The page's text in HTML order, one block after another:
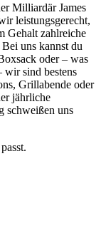
Milliardär James
leistungsgerecht,
Gehalt zahlreiche
uns kannst du
oder – was
wir sind bestens
Grillabende oder
jährliche
schweißen uns